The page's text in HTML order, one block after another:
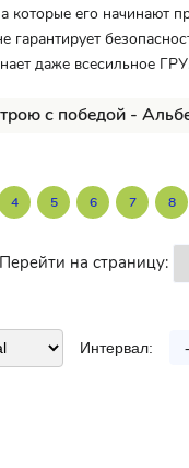
которые его начинают
гарантирует
даже всесильное
с победой -
4 5 6 7 8
Перейти на страницу:
Интервал: -